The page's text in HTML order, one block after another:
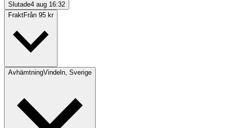
Slutade4 aug 16:32
FraktFrån 95 kr
AvhämtningVindeln, Sverige